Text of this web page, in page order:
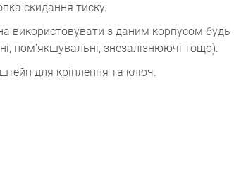
скидання тиску.
використовувати з даним корпусом будь-
пом'якшувальні, знезалізнюючі тощо).
для кріплення та ключ.